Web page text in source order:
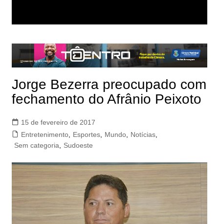
Jorge Bezerra preocupado com
fechamento do Afrânio Peixoto
15 de fevereiro de 2017
Entretenimento, Esportes, Mundo, Notícias,
Sem categoria, Sudoeste